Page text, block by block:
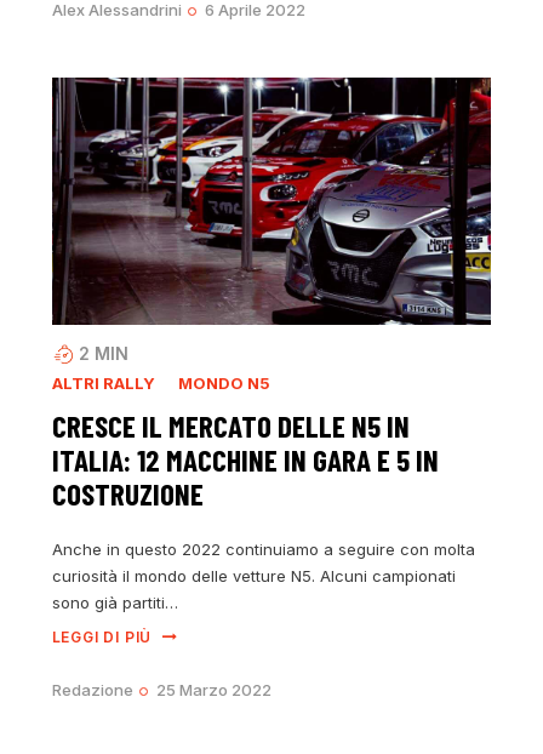
Alex Alessandrini 6 Aprile 2022
2 MIN
ALTRI RALLY MONDO N5
CRESCE IL MERCATO DELLE N5 IN
ITALIA: 12 MACCHINE IN GARA E 5 IN
COSTRUZIONE
Anche in questo 2022 continuiamo a seguire con molta
curiosità il mondo delle vetture N5. Alcuni campionati
sono già partiti…
LEGGI DI PIÙ
Redazione 25 Marzo 2022